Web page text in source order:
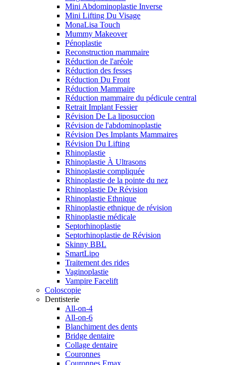
Mini Abdominoplastie Inverse
Mini Lifting Du Visage
MonaLisa Touch
Mummy Makeover
Pénoplastie
Reconstruction mammaire
Réduction de l'aréole
Réduction des fesses
Réduction Du Front
Réduction Mammaire
Réduction mammaire du pédicule central
Retrait Implant Fessier
Révision De La liposuccion
Révision de l'abdominoplastie
Révision Des Implants Mammaires
Révision Du Lifting
Rhinoplastie
Rhinoplastie À Ultrasons
Rhinoplastie compliquée
Rhinoplastie de la pointe du nez
Rhinoplastie De Révision
Rhinoplastie Ethnique
Rhinoplastie ethnique de révision
Rhinoplastie médicale
Septorhinoplastie
Septorhinoplastie de Révision
Skinny BBL
SmartLipo
Traitement des rides
Vaginoplastie
Vampire Facelift
Coloscopie
Dentisterie
All-on-4
All-on-6
Blanchiment des dents
Bridge dentaire
Collage dentaire
Couronnes
Couronnes Emax